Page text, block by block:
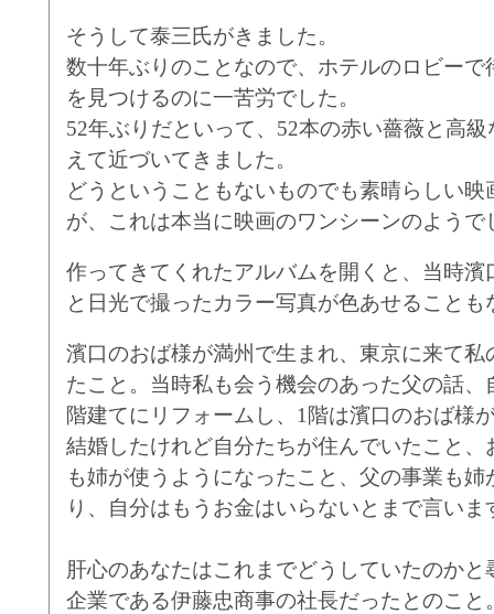
そうして泰三氏がきました。
数十年ぶりのことなので、ホテルのロビーで
を見つけるのに一苦労でした。
52年ぶりだといって、52本の赤い薔薇と高
えて近づいてきました。
どうということもないものでも素晴らしい
が、これは本当に映画のワンシーンのようで
作ってきてくれたアルバムを開くと、当時濱
と日光で撮ったカラー写真が色あせること
濱口のおば様が満州で生まれ、東京に来て私
たこと。当時私も会う機会のあった父の話、
階建てにリフォームし、1階は濱口のおば様
結婚したけれど自分たちが住んでいたこと、
も姉が使うようになったこと、父の事業も
り、自分はもうお金はいらないとまで言いま
肝心のあなたはこれまでどうしていたのか
企業である伊藤忠商事の社長だったとのこと